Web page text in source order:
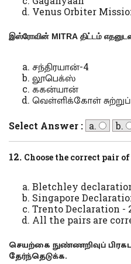
Venus Orbiter
இஸ்ரோவின் MITRA திட்டம்
சந்திரயான்-4
லூபெக்ஸ்
ககன்யான்
வெள்ளிக்கோள்
Select Answer : a. b.
12. Choose the correct pair
Bletchley
Singapore
Trento Declaration -
All the pairs are
செயற்கை நுண்ணறிவுப்
தேர்ந்தெடுக்க.